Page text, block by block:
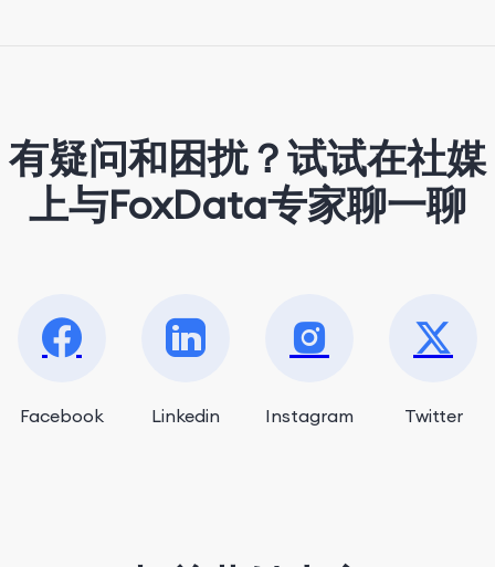
有疑问和困扰？试试在社媒
上与FoxData专家聊一聊
Facebook Linkedin Instagram Twitter